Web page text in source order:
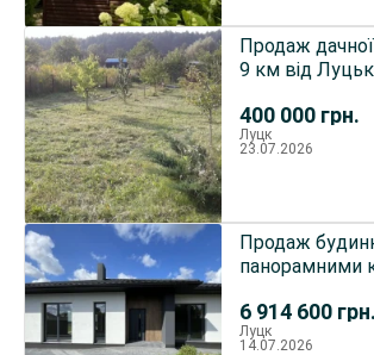
400 000 грн.
Продаж дачної
9 км від
Луцк
23.07.2026
6 914 600 грн.
Продаж
панорамними
Луцк
14.07.2026